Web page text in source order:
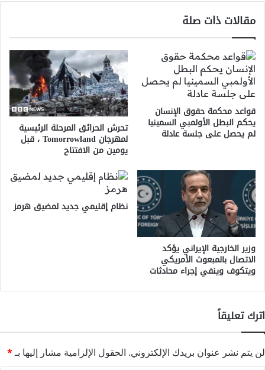
مقالات ذات صلة
قواعد محكمة حقوق الإنسان
يحكم البطل الأولمبي السمينيا
لم يحصل على جلسة عادلة تحرش الحرائق المرحلة الرئيسية
لمهرجان Tomorrowland ، قبل
يومين من الافتتاح
وزير الخارجية الإيراني يؤكد
الاتصال بالمبعوث الأمريكي
ويتكوف وينفي إجراء محادثات
نظام إقليمي جديد لمضيق هرمز
اترك تعليقاً
لن يتم نشر عنوان بريدك الإلكتروني. الحقول الإلزامية مشار إليها بـ*